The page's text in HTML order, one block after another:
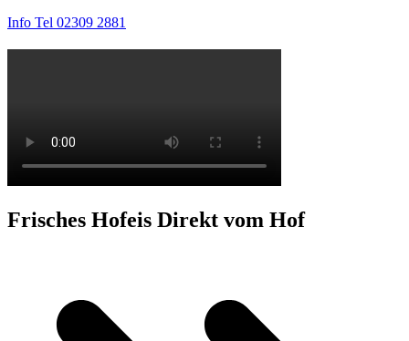
Info Tel 02309 2881
Frisches Hofeis Direkt vom Hof